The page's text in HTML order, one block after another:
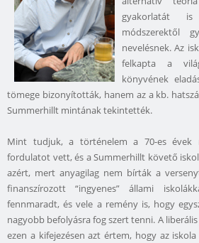
gyakorlatát
módszerektől
nevelésnek. Az
felkapta a
könyvének
tömege bizonyították, hanem az a kb.
Summerhillt mintának tekintették.
Mint tudjuk, a történelem a 70-es évek
fordulatot vett, és a Summerhillt követő
azért, mert anyagilag nem bírták a
finanszírozott “ingyenes” állami
fennmaradt, és vele a remény is, hogy
nagyobb befolyásra fog szert tenni. A
ezen a kifejezésen azt értem, hogy az